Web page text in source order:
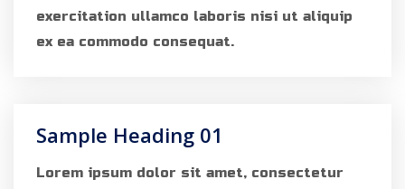
exercitation ullamco laboris nisi ut aliquip
ex ea commodo consequat.
Sample Heading 01
Lorem ipsum dolor sit amet, consectetur